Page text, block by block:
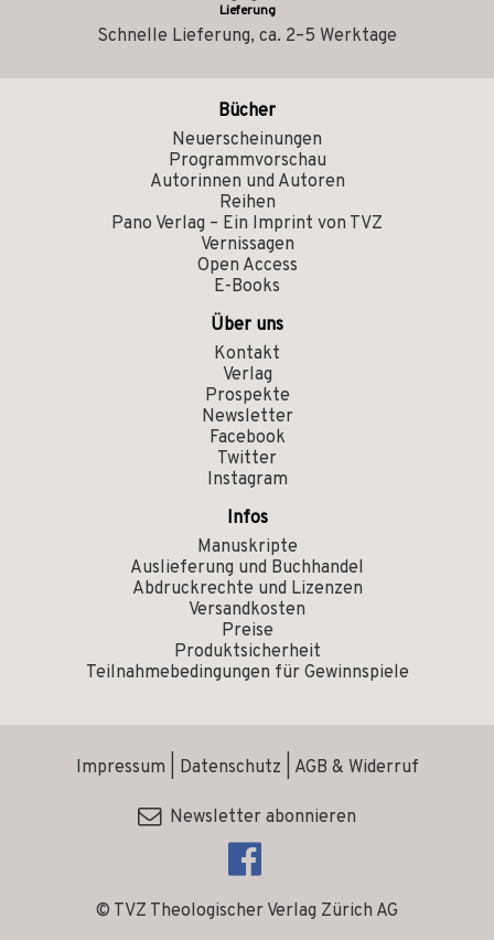
Lieferung
Schnelle Lieferung, ca. 2–5 Werktage
Bücher
Neuerscheinungen
Programmvorschau
Autorinnen und Autoren
Reihen
Pano Verlag – Ein Imprint von TVZ
Vernissagen
Open Access
E-Books
Über uns
Kontakt
Verlag
Prospekte
Newsletter
Facebook
Twitter
Instagram
Infos
Manuskripte
Auslieferung und Buchhandel
Abdruckrechte und Lizenzen
Versandkosten
Preise
Produktsicherheit
Teilnahmebedingungen für Gewinnspiele
© TVZ Theologischer Verlag Zürich AG
Impressum Datenschutz AGB & Widerruf
Newsletter abonnieren